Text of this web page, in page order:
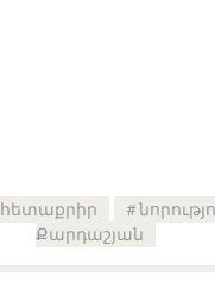
հետաքրիր
Քարդաշյան